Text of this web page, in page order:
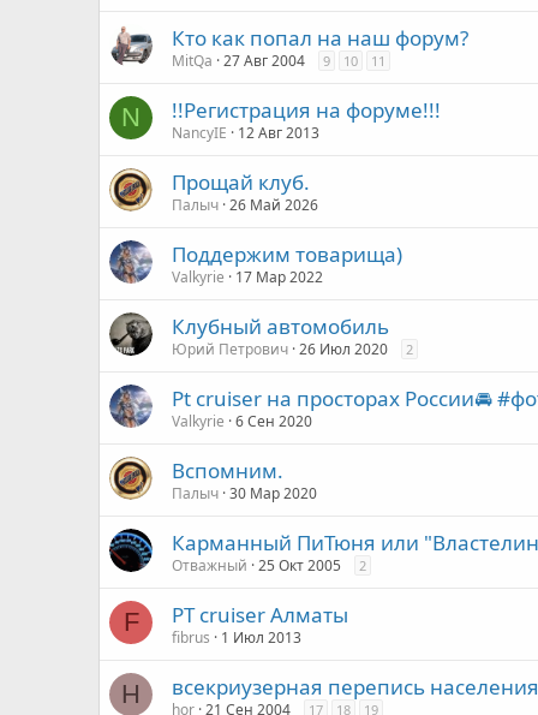
Кто как попал на наш форум?
MitQa 27 Авг 2004 9 10 11
N !!Регистрация на форуме!!!
NancyIE 12 Авг 2013
Прощай клуб.
Палыч 26 Май 2026
Поддержим товарища)
Valkyrie 17 Мар 2022
Клубный автомобиль
Юрий Петрович 26 Июл 2020 2
Pt cruiser на просторах России🚘
Valkyrie 6 Сен 2020
Вспомним.
Палыч 30 Мар 2020
Карманный ПиТюня или
Отважный 25 Окт 2005 2
F PT cruiser Алматы
fibrus 1 Июл 2013
H всекриузерная перепись населения
hor 21 Сен 2004 17 18 19